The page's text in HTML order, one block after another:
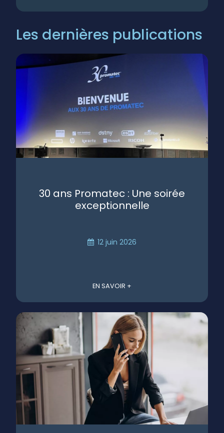
Les dernières publications
30 ans Promatec : Une soirée
exceptionnelle
12 juin 2026
EN SAVOIR +